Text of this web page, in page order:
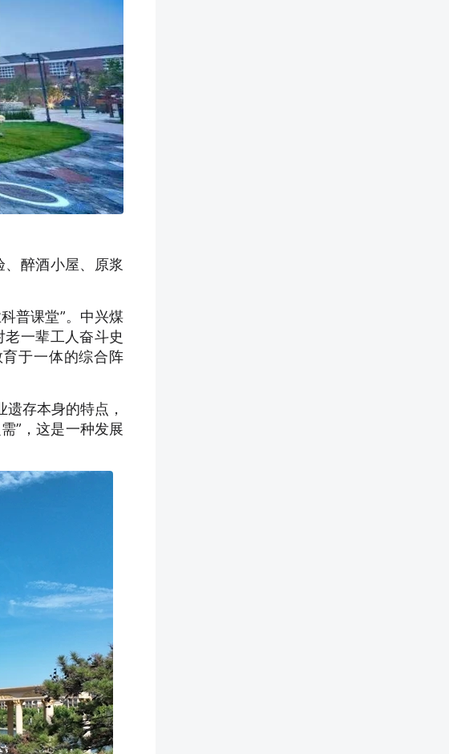
醉酒小屋、原浆
普课堂”。中兴煤
一辈工人奋斗史
于一体的综合阵
存本身的特点，
”，这是一种发展